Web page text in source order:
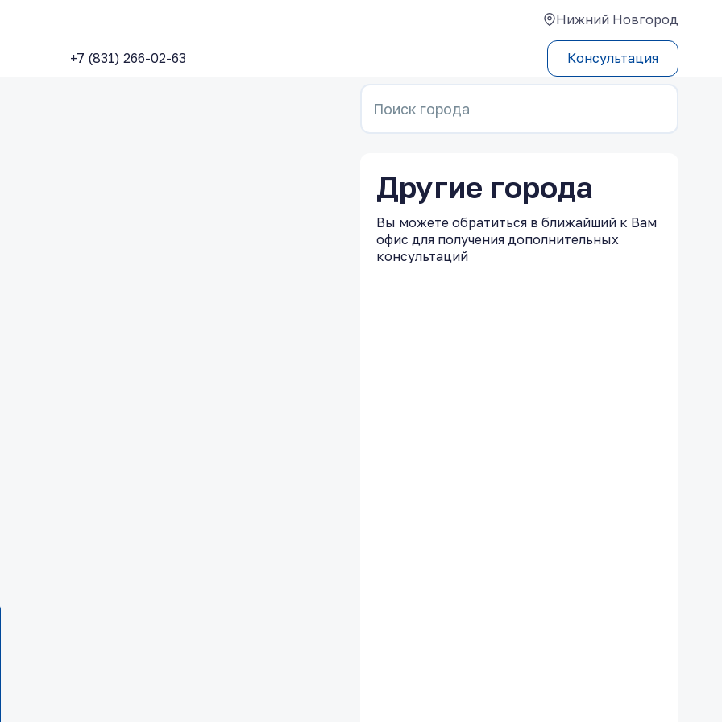
Нижний Новгород
+7 (831) 266-02-63 Консультация
Поиск города
Другие города
Вы можете обратиться в ближайший к Вам
офис для получения дополнительных
консультаций